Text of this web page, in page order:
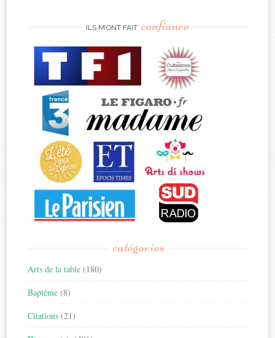
ILS M’ONT FAIT confiance
catégories
Arts de la table (180)
Baptême (8)
Citations (21)